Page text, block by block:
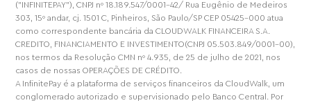
("INFINITEPAY"), CNPJ nº 18.189.547/0001-42/ Rua Eugênio de Medeiros
303, 15º andar, cj. 1501 C, Pinheiros, São Paulo/SP CEP 05425-000 atua
como correspondente bancária da CLOUDWALK FINANCEIRA S.A.
CREDITO, FINANCIAMENTO E INVESTIMENTO(CNPJ 05.503.849/0001-00),
nos termos da Resolução CMN nº 4.935, de 25 de julho de 2021, nos
casos de nossas OPERAÇÕES DE CRÉDITO.
A InfinitePay é a plataforma de serviços financeiros da CloudWalk, um
conglomerado autorizado e supervisionado pelo Banco Central. Por